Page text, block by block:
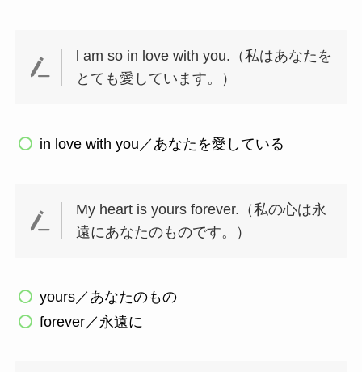
l am so in love with you.（私はあなたを
とても愛しています。）
in love with you／あなたを愛している
My heart is yours forever.（私の心は永
遠にあなたのものです。）
yours／あなたのもの
forever／永遠に